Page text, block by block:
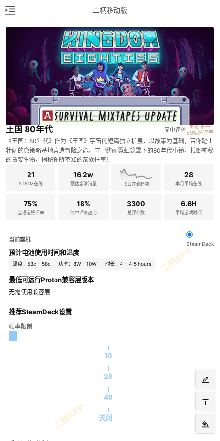
二柄移动版
王国 80年代 简中评价 褒贬不一
59%好评率
《王国：80年代》作为《王国》宇宙的短篇独立扩展，以故事为基础，带你踏上
壮阔的微策略基地营造冒险之途。守卫绚丽霓虹笼罩下的80年代小镇，抵御神秘
的贪婪生物，揭秘你所不知的家族往事！
21
STEAM在线
16.2w
预估全球销量 15日在线趋势
28
本月平均在线
75%
全语言好评率
18%
简中评价占比
3300
总评价数
6.6H
平均游戏时间
当前掌机
SteamDeck
预计电池使用时间和温度
温度：53c - 58c 功率：8W - 10W 时长：4 - 4.5 hours
最低可运行Proton兼容层版本
无需使用兼容层
推荐SteamDeck设置
帧率限制
10
20
40
关闭